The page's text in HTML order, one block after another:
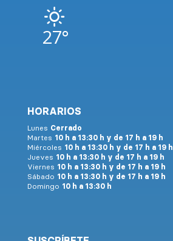
27°
HORARIOS
Lunes Cerrado
Martes 10 h a 13:30 h y de 17 h a 19 h
Miércoles 10 h a 13:30 h y de 17 h a 19 h
Jueves 10 h a 13:30 h y de 17 h a 19 h
Viernes 10 h a 13:30 h y de 17 h a 19 h
Sábado 10 h a 13:30 h y de 17 h a 19 h
Domingo 10 h a 13:30 h